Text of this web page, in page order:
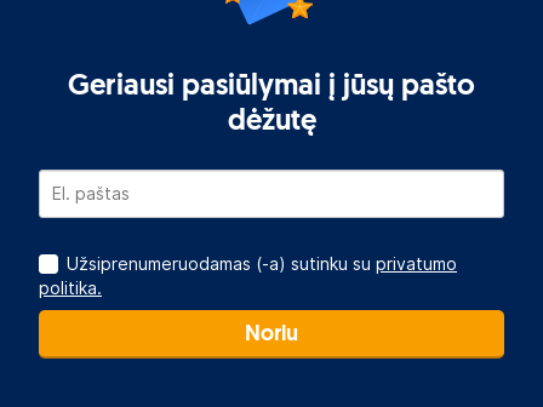
Geriausi pasiūlymai į jūsų pašto
dėžutę
Užsiprenumeruodamas (-a) sutinku su privatumo
politika.
Noriu